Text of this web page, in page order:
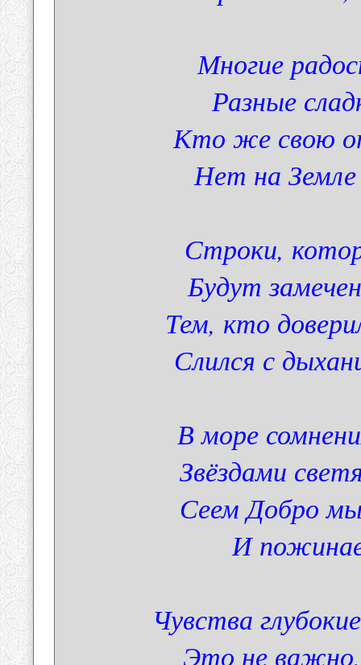
Многие
Разные
Кто же свою
Нет на Земле
Строки,
Будут
Тем, кто
Слился с
В море
Звёздами
Сеем Добро
И
Чувства
Это не